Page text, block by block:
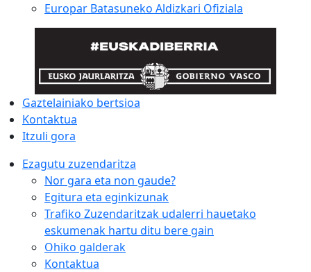
Europar Batasuneko Aldizkari Ofiziala
Gaztelainiako bertsioa
Kontaktua
Itzuli gora
Ezagutu zuzendaritza
Nor gara eta non gaude?
Egitura eta eginkizunak
Trafiko Zuzendaritzak udalerri hauetako
eskumenak hartu ditu bere gain
Ohiko galderak
Kontaktua